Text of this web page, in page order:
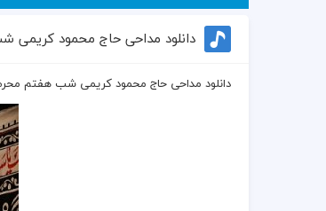
دانلود مداحی حاج محمود کریمی شب
دانلود مداحی حاج محمود کریمی شب هفتم محرم